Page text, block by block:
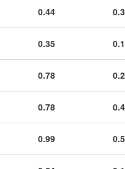
0.44
0.35
0.78
0.78
0.99